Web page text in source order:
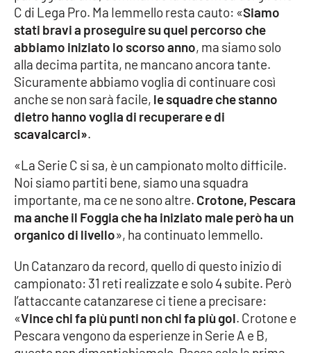
Good Morning Vietnam
Parchi Marini Calabria
Leggendo Alvaro insieme
Imprese Di Calabria
Le perfidie di Antonella Grippo
Venti di comunicazione
LaC TV
LaC Network
C di Lega Pro. Ma Iemmello resta cauto: «Siamo
stati bravi a proseguire su quel percorso che
abbiamo iniziato lo scorso anno, ma siamo solo
alla decima partita, ne mancano ancora tante.
Sicuramente abbiamo voglia di continuare così
anche se non sarà facile, le squadre che stanno
dietro hanno voglia di recuperare e di
scavalcarci».
«La Serie C si sa, è un campionato molto difficile.
Noi siamo partiti bene, siamo una squadra
importante, ma ce ne sono altre. Crotone, Pescara
ma anche il Foggia che ha iniziato male però ha un
organico di livello», ha continuato Iemmello.
Un Catanzaro da record, quello di questo inizio di
campionato: 31 reti realizzate e solo 4 subite. Però
l’attaccante catanzarese ci tiene a precisare:
«Vince chi fa più punti non chi fa più gol. Crotone e
Pescara vengono da esperienze in Serie A e B,